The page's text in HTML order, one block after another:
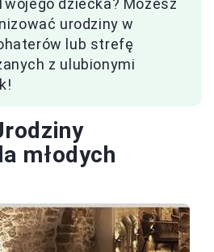
dziecka? Możesz
urodziny w
lub strefę
z ulubionymi
młodych